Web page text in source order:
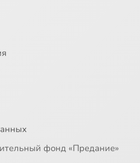
фонд «Предание»